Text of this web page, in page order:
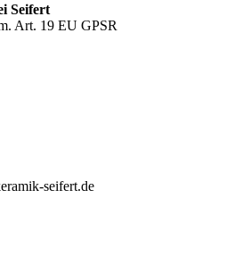
Seifert
Art. 19 EU GPSR
seifert.de